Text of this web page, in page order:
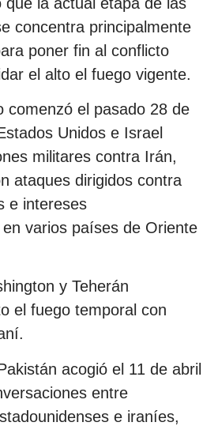
concentra principalmente
poner fin al conflicto
el alto el fuego vigente.
comenzó el pasado 28 de
Unidos e Israel
militares contra Irán,
ataques dirigidos contra
e intereses
varios países de Oriente
y Teherán
el fuego temporal con
acogió el 11 de abril
entre
e iraníes,